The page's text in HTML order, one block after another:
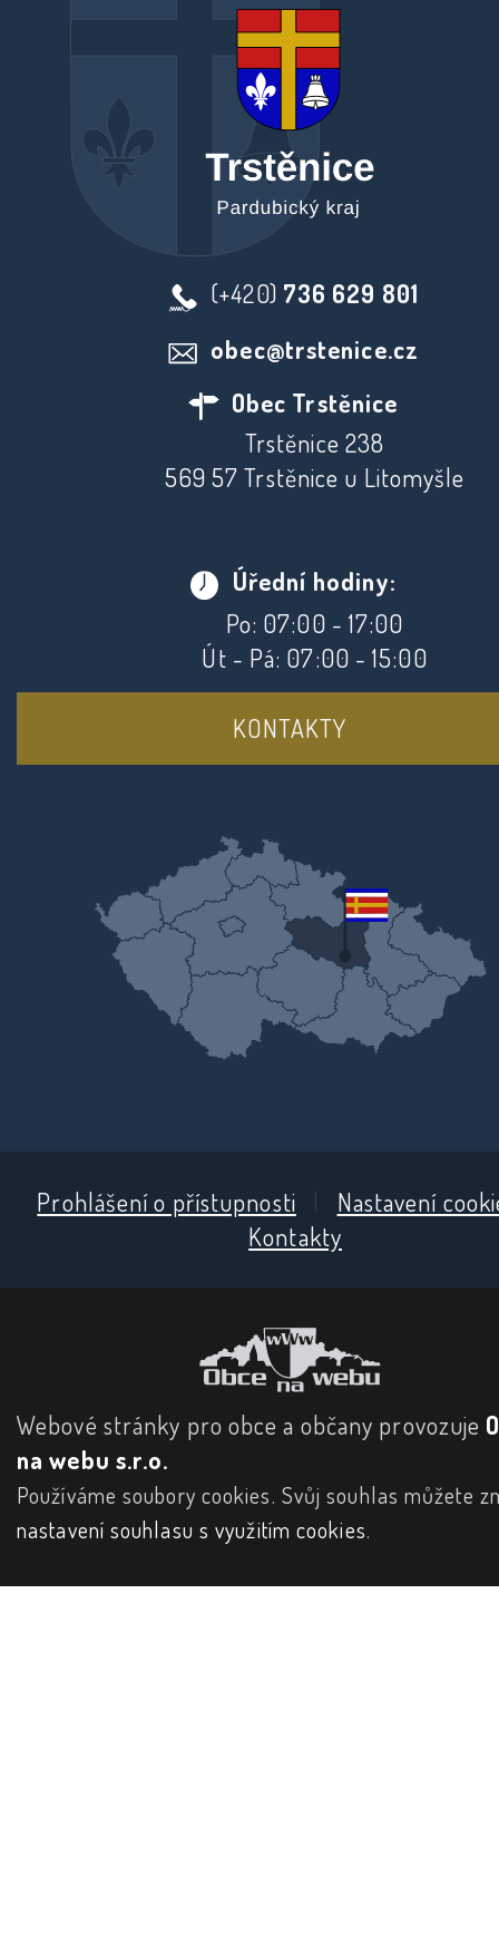
(+420) 736 629 801
obec@trstenice.cz
Obec Trstěnice
Trstěnice 238
569 57 Trstěnice u Litomyšle
Úřední hodiny:
Po: 07:00 - 17:00
Út - Pá: 07:00 - 15:00
KONTAKTY
Prohlášení o přístupnosti | Nastavení
Kontakty
Webové stránky pro obce a občany provozuje
na webu s.r.o.
Používáme soubory cookies. Svůj souhlas můžete
nastavení souhlasu s využitím cookies.